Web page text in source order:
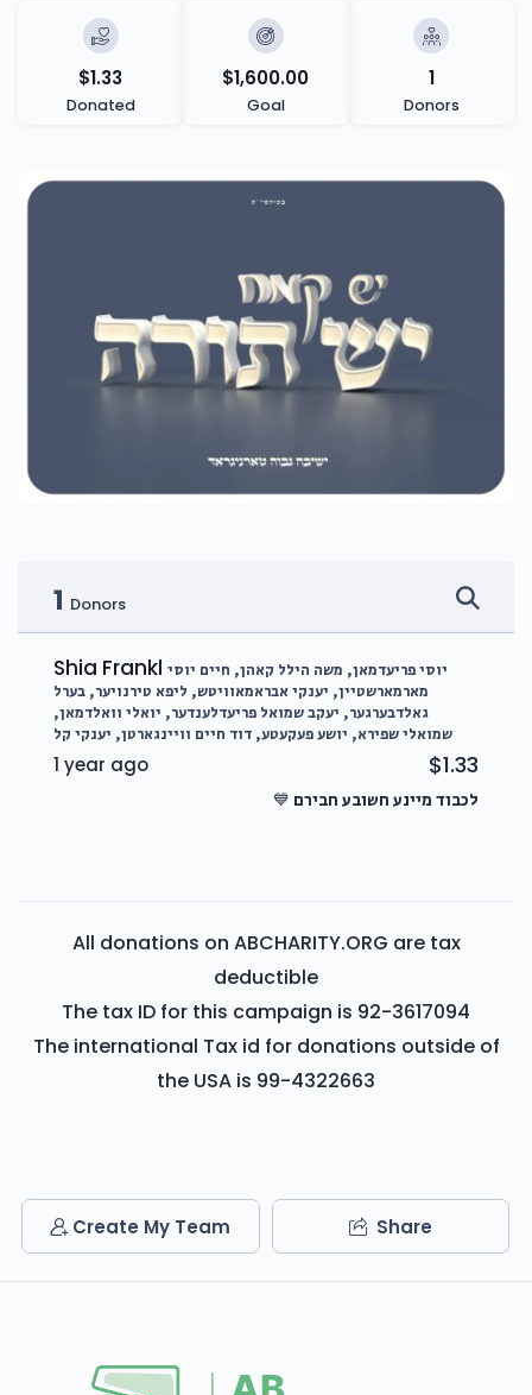
$1.33
Donated
$1,600.00
Goal
1
Donors
1 Donors
Shia Frankl יוסי פריעדמאן, משה הילל קאהן, חיים יוסי
מארמארשטיין, יענקי אבראמאוויטש, ליפא טירנויער, בערל
גאלדבערגער, יעקב שמואל פריעדלענדער, יואלי וואלדמאן,
שמואלי שפירא, יושע פעקעטע, דוד חיים וויינגארטן, יענקי קל
1 year ago $1.33
לכבוד מיינע חשובע חבירם 💙
All donations on ABCHARITY.ORG are tax
deductible
The tax ID for this campaign is 92-3617094
The international Tax id for donations outside of
the USA is 99-4322663
Create My Team Share